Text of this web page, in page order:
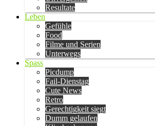
Resultate
Leben
Gefühle
Food
Filme und Serien
Unterwegs
Spass
Picdump
Fail-Dienstag
Cute News
Retro
Gerechtigkeit siegt
Dumm gelaufen